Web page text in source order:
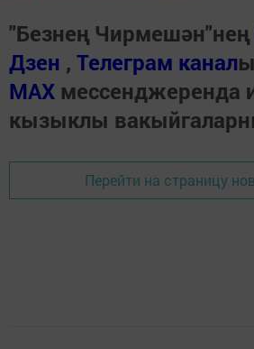
"Безнең Чирмешән"нең
Дзен , Телеграм канал
МАХ мессенджеренда
кызыклы
Перейти на страницу